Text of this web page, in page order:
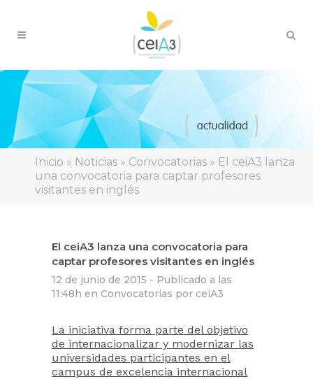
Inicio » Noticias » Convocatorias » El ceiA3 lanza
una convocatoria para captar profesores
visitantes en inglés
El ceiA3 lanza una convocatoria para
captar profesores visitantes en inglés
12 de junio de 2015 - Publicado a las
11:48h en Convocatorias por ceiA3
La iniciativa forma parte del objetivo
de internacionalizar y modernizar las
universidades participantes en el
campus de excelencia internacional